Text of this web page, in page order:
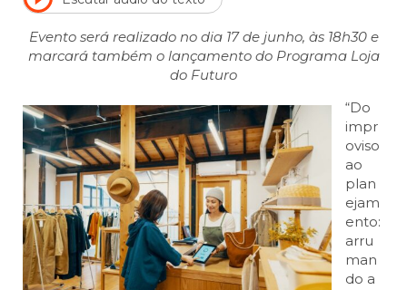
Evento será realizado no dia 17 de junho, às 18h30 e
marcará também o lançamento do Programa Loja
do Futuro
“Do
impr
oviso
ao
plan
ejam
ento:
arru
man
do a